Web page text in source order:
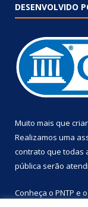
DESENVOLVIDO
Muito mais que
Realizamos uma
contrato que todas
pública serão
Conheça o PNTP e o